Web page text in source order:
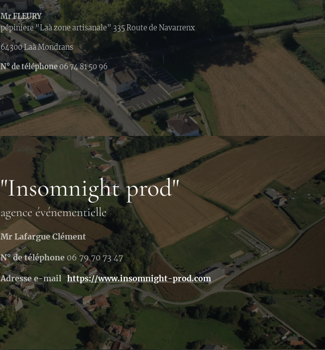
Mr FLEURY
pépiniere "Laà zone artisanale" 335 Route de Navarrenx
64300 Laà Mondrans
N° de téléphone 06 74 81 50 96
"Insomnight prod"
agence événementielle
Mr Lafargue Clément
N° de téléphone 06 79 70 73 47
Adresse e-mailhttps://www.insomnight-prod.com